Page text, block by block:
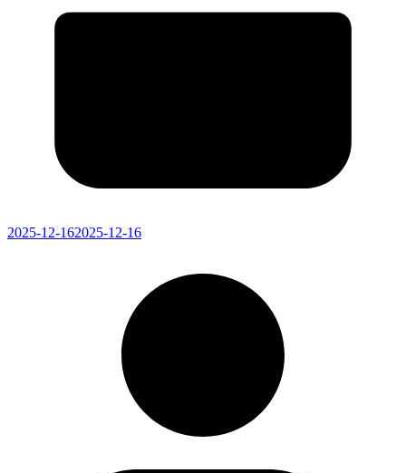
2025-12-162025-12-16